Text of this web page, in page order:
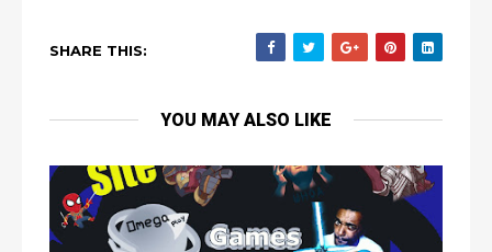
SHARE THIS:
YOU MAY ALSO LIKE